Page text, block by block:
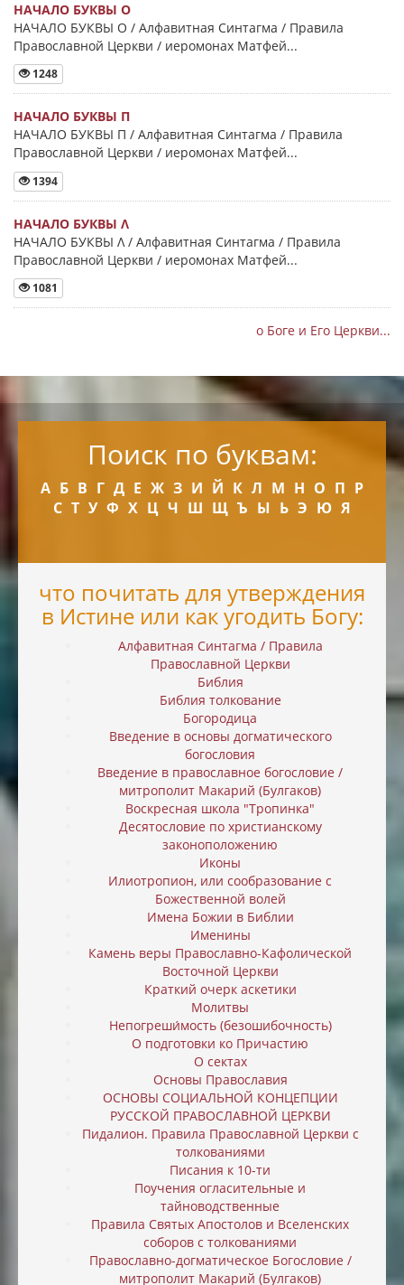
НАЧАЛО БУКВЫ Ο
НАЧАЛО БУКВЫ Ο / Алфавитная Синтагма / Правила
Православной Церкви / иеромонах Матфей...
1248
НАЧАЛО БУКВЫ Π
НАЧАЛО БУКВЫ Π / Алфавитная Синтагма / Правила
Православной Церкви / иеромонах Матфей...
1394
НАЧАЛО БУКВЫ Λ
НАЧАЛО БУКВЫ Λ / Алфавитная Синтагма / Правила
Православной Церкви / иеромонах Матфей...
1081
о Боге и Его Церкви...
Поиск по буквам:
А Б В Г Д Е Ж З И Й К Л М Н О П Р
С Т У Ф Х Ц Ч Ш Щ Ъ Ы Ь Э Ю Я
что почитать для утверждения
в Истине или как угодить Богу:
Алфавитная Синтагма / Правила
Православной Церкви
Библия
Библия толкование
Богородица
Введение в основы догматического
богословия
Введение в православное богословие /
митрополит Макарий (Булгаков)
Воскресная школа "Тропинка"
Десятословие по христианскому
законоположению
Иконы
Илиотропион, или cообразование с
Божественной волей
Имена Божии в Библии
Именины
Камень веры Православно-Кафолической
Восточной Церкви
Краткий очерк аскетики
Молитвы
Непогреши́мость (безошибочность)
О подготовки ко Причастию
О сектах
Основы Православия
ОСНОВЫ СОЦИАЛЬНОЙ КОНЦЕПЦИИ
РУССКОЙ ПРАВОСЛАВНОЙ ЦЕРКВИ
Пидалион. Правила Православной Церкви с
толкованиями
Писания к 10-ти
Поучения огласительные и
тайноводственные
Правила Святых Апостолов и Вселенских
соборов с толкованиями
Православно-догматическое Богословие /
митрополит Макарий (Булгаков)